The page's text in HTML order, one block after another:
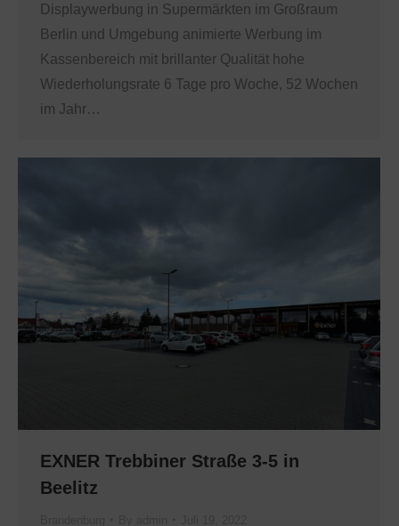
Displaywerbung in Supermärkten im Großraum
Berlin und Umgebung animierte Werbung im
Kassenbereich mit brillanter Qualität hohe
Wiederholungsrate 6 Tage pro Woche, 52 Wochen
im Jahr…
EXNER Trebbiner Straße 3-5 in
Beelitz